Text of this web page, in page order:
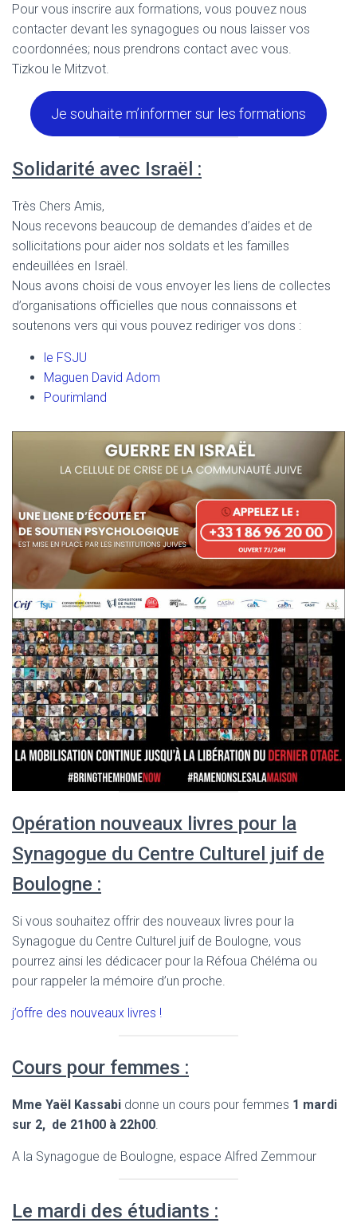
Pour vous inscrire aux formations, vous pouvez nous
contacter devant les synagogues ou nous laisser vos
coordonnées; nous prendrons contact avec vous.
Tizkou le Mitzvot.
Je souhaite m’informer sur les formations
Solidarité avec Israël :
Très Chers Amis,
Nous recevons beaucoup de demandes d’aides et de
sollicitations pour aider nos soldats et les familles
endeuillées en Israël.
Nous avons choisi de vous envoyer les liens de collectes
d’organisations officielles que nous connaissons et
soutenons vers qui vous pouvez rediriger vos dons :
le FSJU
Maguen David Adom
Pourimland
Opération nouveaux livres pour la
Synagogue du Centre Culturel juif de
Boulogne :
Si vous souhaitez offrir des nouveaux livres pour la
Synagogue du Centre Culturel juif de Boulogne, vous
pourrez ainsi les dédicacer pour la Réfoua Chéléma ou
pour rappeler la mémoire d’un proche.
j’offre des nouveaux livres !
Cours pour femmes :
Mme Yaël Kassabi donne un cours pour femmes 1 mardi
sur 2, de 21h00 à 22h00.
A la Synagogue de Boulogne, espace Alfred Zemmour
Le mardi des étudiants :